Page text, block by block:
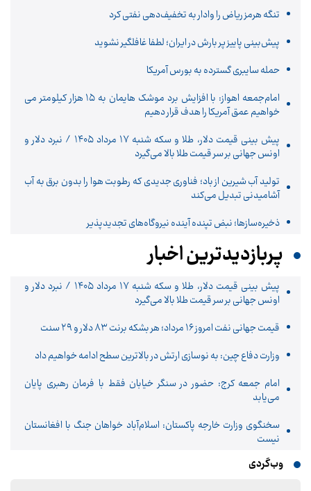
تنگه هرمز ریاض را وادار به تخفیف‌دهی نفتی کرد
پیش‌بینی پاییز پر بارش در ایران؛ لطفا غافلگیر نشوید
حمله سایبری گسترده به بورس آمریکا
امام‌جمعه اهواز: با افزایش برد موشک هایمان به ۱۵ هزار کیلومتر می
خواهیم عمق آمریکا را هدف قرار دهیم
پیش ‌بینی قیمت دلار، طلا و سکه شنبه ۱۷ مرداد ۱۴۰۵ / نبرد دلار و
اونس جهانی بر سر قیمت طلا بالا می‌گیرد
تولید آب شیرین از باد؛ فناوری جدیدی که رطوبت هوا را بدون برق به آب
آشامیدنی تبدیل می‌کند
ذخیره‌سازها؛ نبض تپنده آینده نیروگاه‌های تجدیدپذیر
پربازدیدترین اخبار
پیش ‌بینی قیمت دلار، طلا و سکه شنبه ۱۷ مرداد ۱۴۰۵ / نبرد دلار و
اونس جهانی بر سر قیمت طلا بالا می‌گیرد
قیمت جهانی نفت امروز ۱۶ مرداد؛ هر بشکه برنت ۸۳ دلار و ۲۹ سنت
وزارت دفاع چین: به نوسازی ارتش در بالاترین سطح ادامه خواهیم داد
امام جمعه کرج: حضور در سنگر خیابان فقط با فرمان رهبری پایان
می‌یابد
سخنگوی وزارت خارجه پاکستان: اسلام‌آباد خواهان جنگ با افغانستان
نیست
وب‌گردی